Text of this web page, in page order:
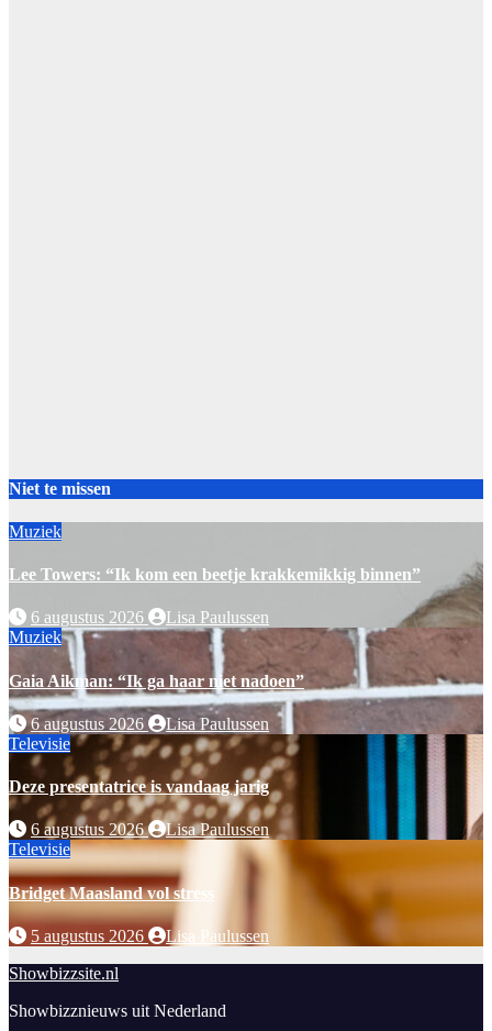
Niet te missen
Muziek
Lee Towers: “Ik kom een beetje krakkemikkig binnen”
6 augustus 2026
Lisa Paulussen
Muziek
Gaia Aikman: “Ik ga haar niet nadoen”
6 augustus 2026
Lisa Paulussen
Televisie
Deze presentatrice is vandaag jarig
6 augustus 2026
Lisa Paulussen
Televisie
Bridget Maasland vol stress
5 augustus 2026
Lisa Paulussen
Showbizzsite.nl
Showbizznieuws uit Nederland